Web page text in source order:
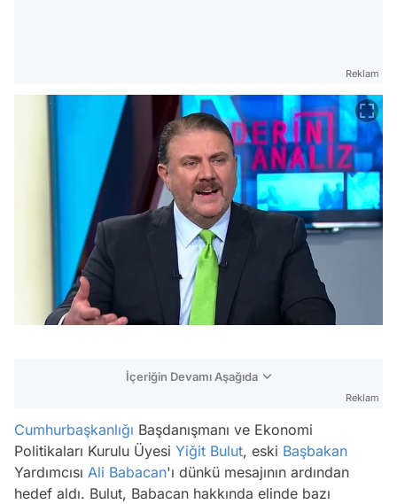
Reklam
İçeriğin Devamı Aşağıda
Reklam
Cumhurbaşkanlığı Başdanışmanı ve Ekonomi
Politikaları Kurulu Üyesi Yiğit Bulut, eski Başbakan
Yardımcısı Ali Babacan'ı dünkü mesajının ardından
hedef aldı. Bulut, Babacan hakkında elinde bazı